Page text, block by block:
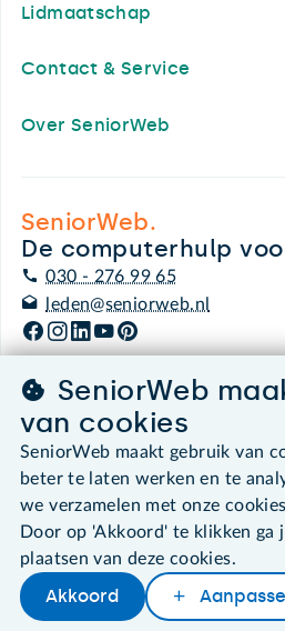
Later lezenDelen
Lidmaatschap
Contact & Service
Over SeniorWeb
SeniorWeb.
De computerhulp
030 - 276 99 65
leden@seniorweb.nl
©2026 SeniorWeb
Algemene voorwaarden
Cookies en cookie-instellingen
Disclaimer
Privacybeleid
About SeniorWeb
SeniorWeb
van cookies
SeniorWeb maakt gebruik van
beter te laten werken en te
we verzamelen met onze
Door op 'Akkoord' te klikken ga
plaatsen van deze cookies.
Akkoord